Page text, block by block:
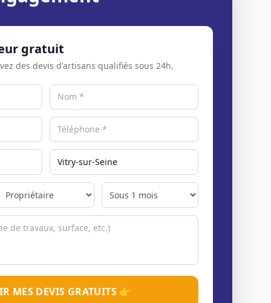
gratuit
des devis d'artisans qualifiés sous 24h.
MES DEVIS GRATUITS 👉